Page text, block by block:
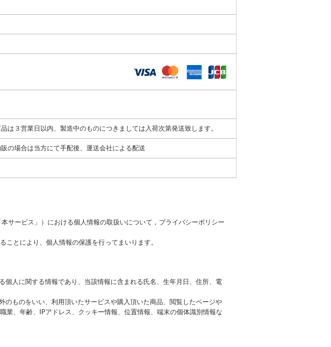
は３営業日以内、製造中のものにつきましては入荷次第発送致します。
の場合は当方にて手配後、運送会社による配送
サービス」）における個人情報の取扱いについて，プライバシーポリシー
とにより、個人情報の保護を行ってまいります。
人に関する情報であり、当該情報に含まれる氏名、生年月日、住所、電
ものをいい、利用頂いたサービスや購入頂いた商品、閲覧したページや
業、年齢、IPアドレス、クッキー情報、位置情報、端末の個体識別情報な